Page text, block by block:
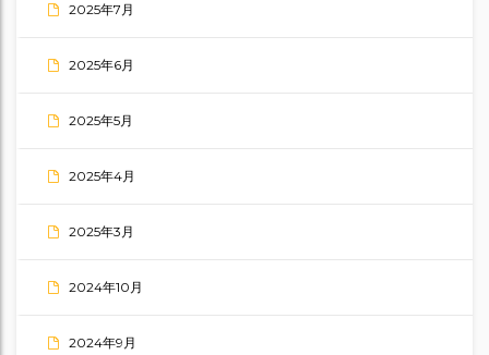
2025年7月
2025年6月
2025年5月
2025年4月
2025年3月
2024年10月
2024年9月